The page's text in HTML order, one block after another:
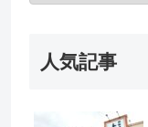
人気記事